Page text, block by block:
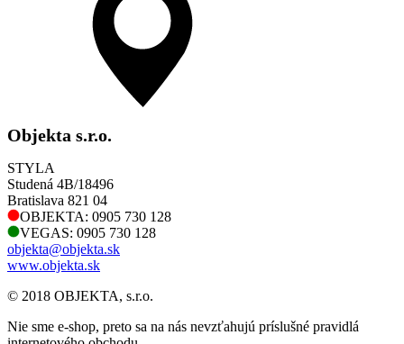
Objekta s.r.o.
STYLA
Studená 4B/18496
Bratislava 821 04
OBJEKTA: 0905 730 128
VEGAS: 0905 730 128
objekta@objekta.sk
www.objekta.sk
© 2018 OBJEKTA, s.r.o.
Nie sme e-shop, preto sa na nás nevzťahujú príslušné pravidlá